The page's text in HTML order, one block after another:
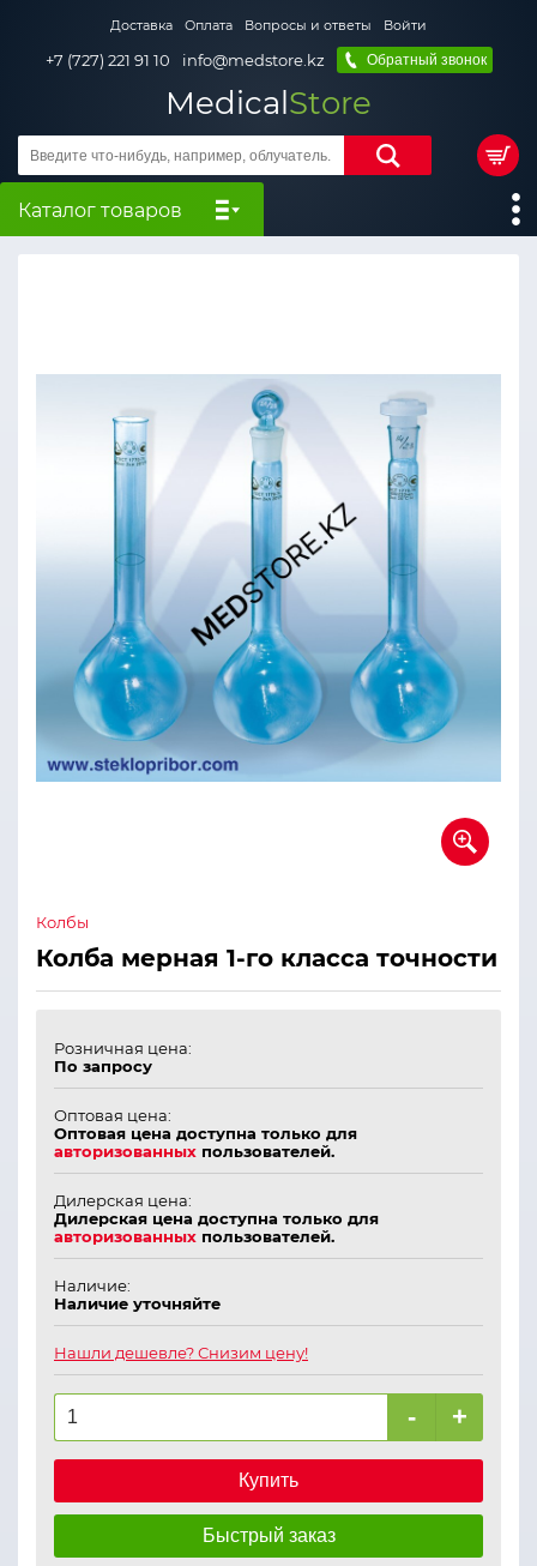
Доставка Оплата Вопросы и ответы Войти
+7 (727) 221 91 10 info@medstore.kz Обратный звонок
MedicalStore
Каталог товаров
Колбы
Колба мерная 1-го класса точности
Розничная цена:
По запросу
Оптовая цена:
Оптовая цена доступна только для
авторизованных пользователей.
Дилерская цена:
Дилерская цена доступна только для
авторизованных пользователей.
Наличие:
Наличие уточняйте
Нашли дешевле? Снизим цену!
- +
Купить
Быстрый заказ